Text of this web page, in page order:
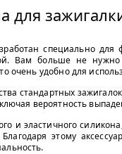
для
специально
Вам больше не
очень удобно для
стандартных
вероятность
и эластичного
этому